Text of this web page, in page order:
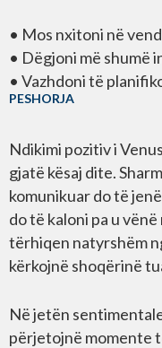
• Mos nxitoni në
• Dëgjoni më shumë
• Vazhdoni të
PESHORJA
Ndikimi pozitiv i
gjatë kësaj dite.
komunikuar do të
do të kaloni pa u
tërhiqen natyrshëm
kërkojnë shoqërinë
Në jetën
përjetojnë momente